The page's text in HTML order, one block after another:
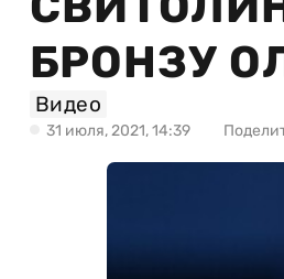
БРОНЗУ
Видео
31 июля, 2021, 14:39